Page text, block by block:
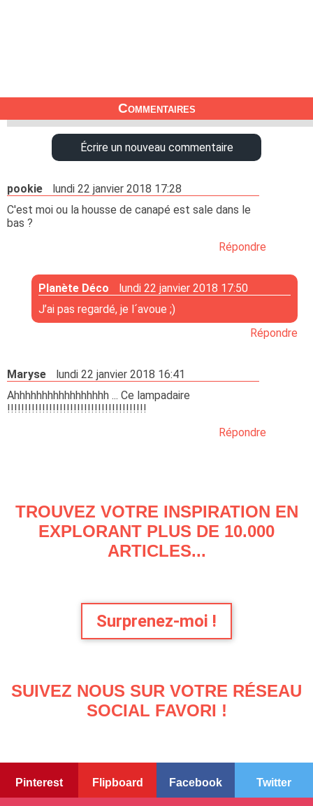
Commentaires
Écrire un nouveau commentaire
pookie
lundi 22 janvier 2018 17:28
C'est moi ou la housse de canapé est sale dans le
bas ?
Répondre
Planète Déco
lundi 22 janvier 2018 17:50
J’ai pas regardé, je l´avoue ;)
Répondre
Maryse
lundi 22 janvier 2018 16:41
Ahhhhhhhhhhhhhhhhh ... Ce lampadaire
!!!!!!!!!!!!!!!!!!!!!!!!!!!!!!!!!!!!!!!!
Répondre
TROUVEZ VOTRE INSPIRATION EN
EXPLORANT PLUS DE 10.000
ARTICLES...
Surprenez-moi !
SUIVEZ NOUS SUR VOTRE RÉSEAU
SOCIAL FAVORI !
Pinterest Flipboard Facebook Twitter